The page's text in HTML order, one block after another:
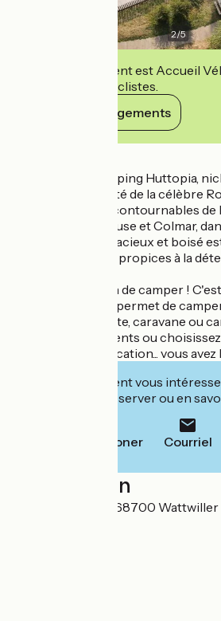
2/5
Cet établissement est Accueil
accueillir des cyclistes.
Voir ses engagements
Découvrez le camping Huttopia,
l'Alsace, à proximité de la célèbre
d'Alsace et des incontournables
situé entre Mulhouse et Colmar,
Vosges, ce site spacieux et boisé
escapades nature propices à la
A chacun sa façon de camper !
humaine qui vous permet de
Installez votre tente, caravane ou
vastes emplacements ou
tout confort en location... vous avez
Cet établissement vous
leur site pour réserver ou en
Téléphoner Courriel
Localisation
Route des crêtes 68700 Wattwiller